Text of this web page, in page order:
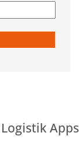
Apps